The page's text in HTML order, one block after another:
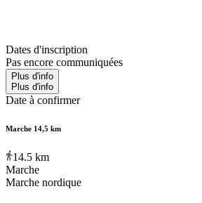
Dates d'inscription
Pas encore communiquées
Plus d'info
Plus d'info
Date à confirmer
Marche 14,5 km
14.5 km
Marche
Marche nordique